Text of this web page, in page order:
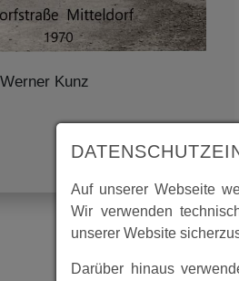
Kunz
Auf unserer Webseite
Wir verwenden
unserer Website
Darüber hinaus